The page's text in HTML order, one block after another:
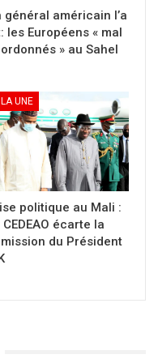
foule
de paix tandis
Amassagou défie
encore plus
que les caisses
vides et que, les
investisseurs se
compromet
pour le
favorablement aux
de la politique
général américain l’a
les Européens « mal
» au Sahel
UNE
politique au Mali :
CEDEAO écarte la
du Président